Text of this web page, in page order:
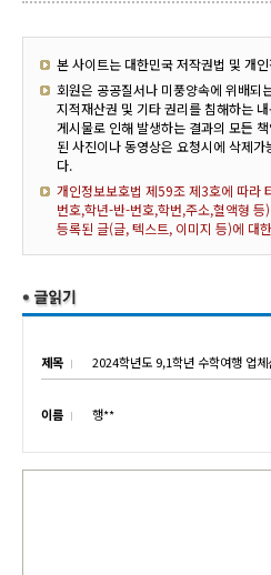
본 사이트는 대한민국 저작권법 및 개
회원은 공공질서나 미풍양속에 위배되
지적재산권 및 기타 권리를 침해하는
게시물로 인해 발생하는 결과의 모든
된 사진이나 동영상은 요청시에 삭제
다.
개인정보보호법 제59조 제3호에 따라
번호,학년-반-번호,학번,주소,혈액형
등록된 글(글, 텍스트, 이미지 등)에 대
제목
이름 행**